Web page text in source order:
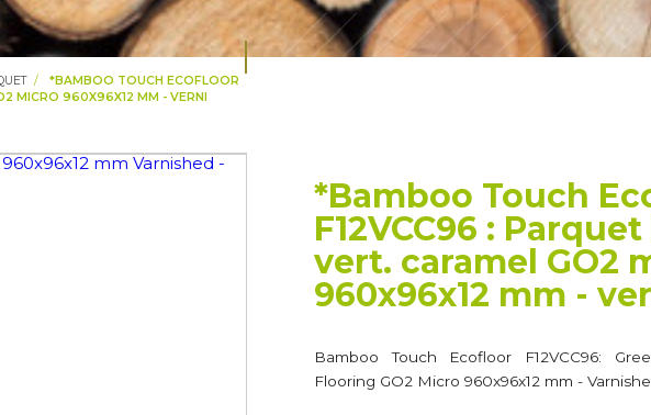
*BAMBOO TOUCH ECOFLOOR
MICRO 960X96X12 MM - VERNI
*Bamboo Touch
F12VCC96 :
vert. caramel GO2
960x96x12 mm -
Bamboo Touch Ecofloor F12VCC96:
Flooring GO2 Micro 960x96x12 mm -